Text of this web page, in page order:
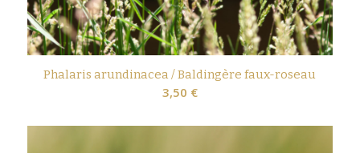
Phalaris arundinacea / Baldingère faux-roseau
3,50 €